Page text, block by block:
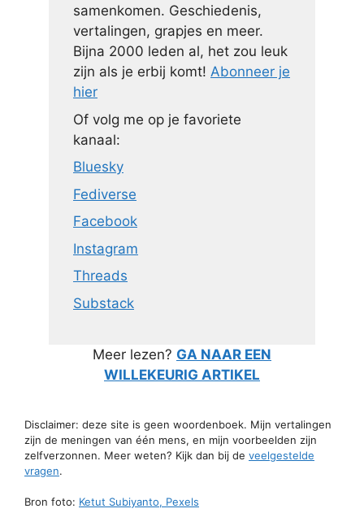
samenkomen. Geschiedenis,
vertalingen, grapjes en meer.
Bijna 2000 leden al, het zou leuk
zijn als je erbij komt! Abonneer je
hier
Of volg me op je favoriete
kanaal:
Bluesky
Fediverse
Facebook
Instagram
Threads
Substack
Meer lezen? GA NAAR EEN
WILLEKEURIG ARTIKEL
Disclaimer: deze site is geen woordenboek. Mijn vertalingen
zijn de meningen van één mens, en mijn voorbeelden zijn
zelfverzonnen. Meer weten? Kijk dan bij de veelgestelde
vragen.
Bron foto: Ketut Subiyanto, Pexels